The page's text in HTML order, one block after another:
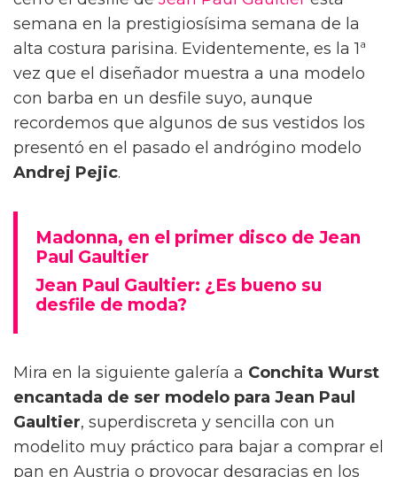
semana en la prestigiosísima semana de la
alta costura parisina. Evidentemente, es la 1ª
vez que el diseñador muestra a una modelo
con barba en un desfile suyo, aunque
recordemos que algunos de sus vestidos los
presentó en el pasado el andrógino modelo
Andrej Pejic.
Madonna, en el primer disco de Jean
Paul Gaultier
Jean Paul Gaultier: ¿Es bueno su
desfile de moda?
Mira en la siguiente galería a Conchita Wurst
encantada de ser modelo para Jean Paul
Gaultier, superdiscreta y sencilla con un
modelito muy práctico para bajar a comprar el
pan en Austria o provocar desgracias en los